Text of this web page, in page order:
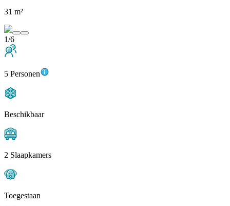
31 m²
1/6
5 Personen
Beschikbaar
2 Slaapkamers
Toegestaan